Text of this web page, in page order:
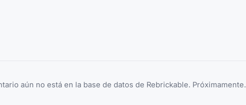
aún no está en la base de datos de Rebrickable. Próximamente.